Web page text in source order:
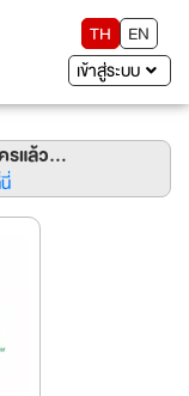
TH
EN
เข้าสู่ระบบ
รแล้ว...